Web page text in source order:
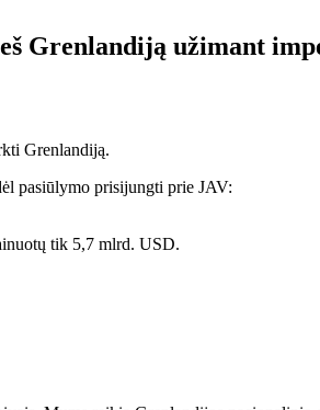
Grenlandiją užimant
Grenlandiją.
pasiūlymo prisijungti prie JAV:
tik 5,7 mlrd. USD.